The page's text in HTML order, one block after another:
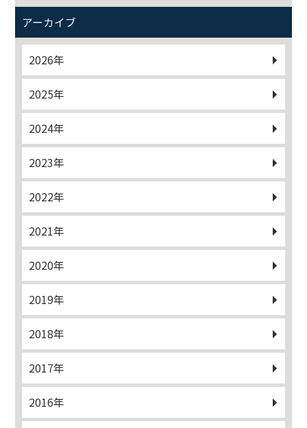
アーカイブ
2026年
2025年
2024年
2023年
2022年
2021年
2020年
2019年
2018年
2017年
2016年